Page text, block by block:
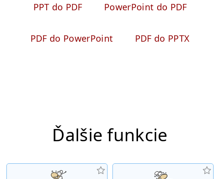
PPT do PDF PowerPoint do PDF
PDF do PowerPoint PDF do PPTX
Ďalšie funkcie